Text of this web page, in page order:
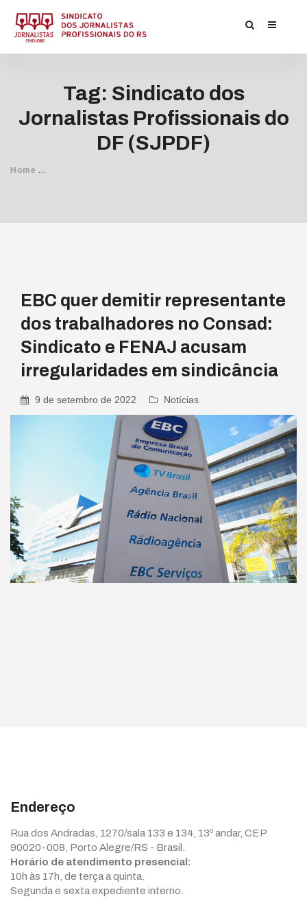
Tag: Sindicato dos
Jornalistas Profissionais do
DF (SJPDF)
Home Posts Tagged
EBC quer demitir representante
dos trabalhadores no Consad:
Sindicato e FENAJ acusam
irregularidades em sindicância
9 de setembro de 2022 Notícias
Endereço
Rua dos Andradas, 1270/sala 133 e 134, 13º andar, CEP
90020-008, Porto Alegre/RS - Brasil.
Horário de atendimento presencial:
10h às 17h, de terça a quinta.
Segunda e sexta expediente interno.